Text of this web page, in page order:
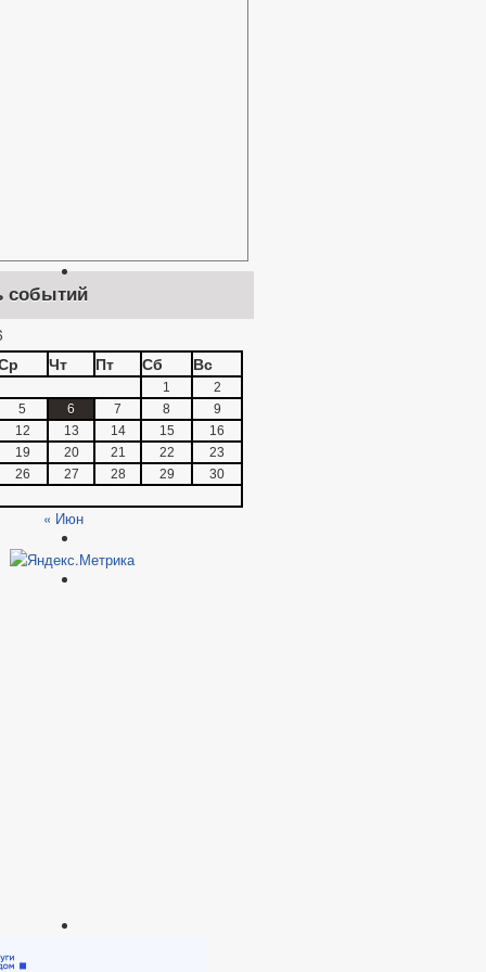
событий
Чт Пт Сб Вс
1
2
5
6 7 8
9
12
13 14 15
16
19
20 21 22
23
26
27 28 29 30
« Июн